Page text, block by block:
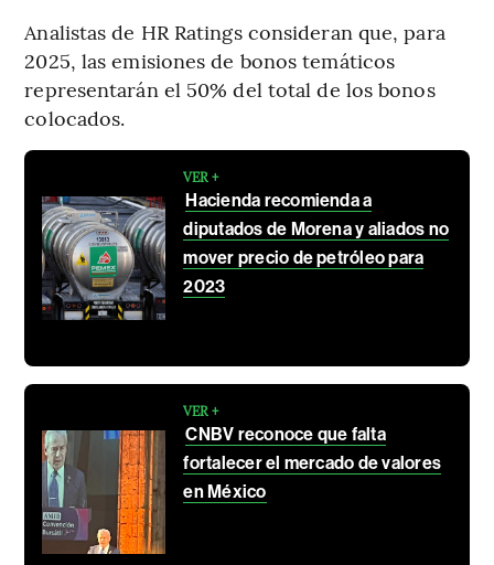
Analistas de HR Ratings consideran que, para
2025, las emisiones de bonos temáticos
representarán el 50% del total de los bonos
colocados.
VER +
Hacienda recomienda a
diputados de Morena y aliados no
mover precio de petróleo para
2023
VER +
CNBV reconoce que falta
fortalecer el mercado de valores
en México